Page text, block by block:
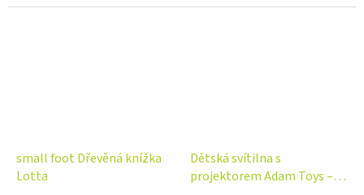
small foot Dřevěná knížka
Lotta
Dětská svítilna s
projektorem Adam Toys –